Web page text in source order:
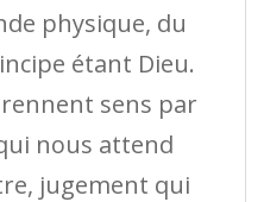
physique, du
étant Dieu.
sens par
nous attend
jugement qui